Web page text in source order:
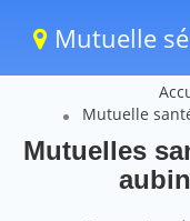
Mutuelle
Mutuelle
Mutuelles